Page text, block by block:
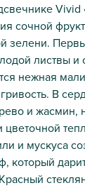
Vivid
сочной
зелени.
листвы и
нежная
В
и
и мускуса
который